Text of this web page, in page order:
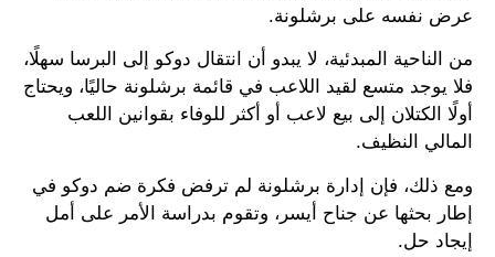
عرض نفسه على برشلونة.
من الناحية المبدئية، لا يبدو أن انتقال دوكو إلى البرسا سهلًا،
فلا يوجد متسع لقيد اللاعب في قائمة برشلونة حاليًا، ويحتاج
أولًا الكتلان إلى بيع لاعب أو أكثر للوفاء بقوانين اللعب
المالي النظيف.
ومع ذلك، فإن إدارة برشلونة لم ترفض فكرة ضم دوكو في
إطار بحثها عن جناح أيسر، وتقوم بدراسة الأمر على أمل
إيجاد حل.